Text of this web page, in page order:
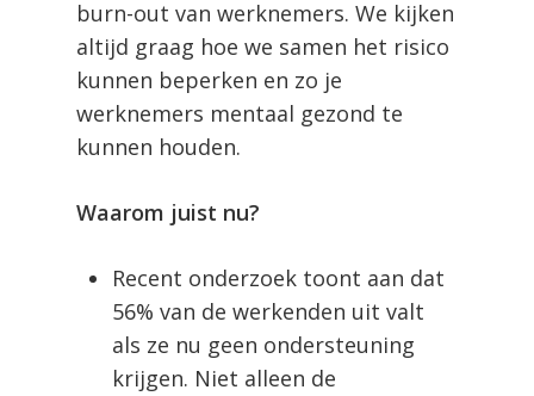
burn-out van werknemers. We kijken
altijd graag hoe we samen het risico
kunnen beperken en zo je
werknemers mentaal gezond te
kunnen houden.
Waarom juist nu?
Recent onderzoek toont aan dat
56% van de werkenden uit valt
als ze nu geen ondersteuning
krijgen. Niet alleen de